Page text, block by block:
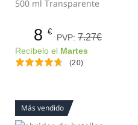
500 ml Transparente
8 €
PVP: 7.27€
Recíbelo el Martes
(20)
Más vendido